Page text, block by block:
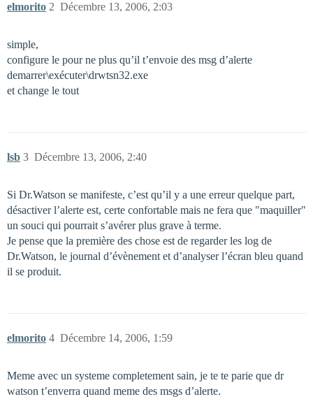
elmorito Décembre 13, 2006, 2:03
2
simple,
configure le pour ne plus qu’il t’envoie des msg d’alerte
demarrer\exécuter\drwtsn32.exe
et change le tout
lsb Décembre 13, 2006, 2:40
3
Si Dr.Watson se manifeste, c’est qu’il y a une erreur quelque part,
désactiver l’alerte est, certe confortable mais ne fera que "maquiller"
un souci qui pourrait s’avérer plus grave à terme.
Je pense que la première des chose est de regarder les log de
Dr.Watson, le journal d’évènement et d’analyser l’écran bleu quand
il se produit.
elmorito Décembre 14, 2006, 1:59
4
Meme avec un systeme completement sain, je te te parie que dr
watson t’enverra quand meme des msgs d’alerte.